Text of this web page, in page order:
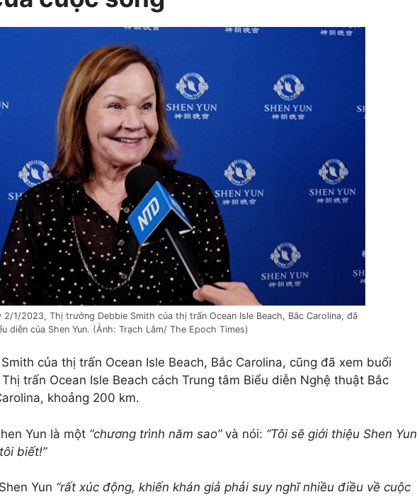
2/1/2023, Thị trưởng Debbie Smith của thị trấn Ocean Isle Beach, Bắc Carolina, đã
diễn của Shen Yun. (Ảnh: Trạch Lâm/ The Epoch Times)
của thị trấn Ocean Isle Beach, Bắc Carolina, cũng đã xem buổi
trấn Ocean Isle Beach cách Trung tâm Biểu diễn Nghệ thuật Bắc
khoảng 200 km.
Yun là một “chương trình năm sao” và nói: “Tôi sẽ giới thiệu Shen Yun
biết!”
Yun “rất xúc động, khiến khán giả phải suy nghĩ nhiều điều về cuộc